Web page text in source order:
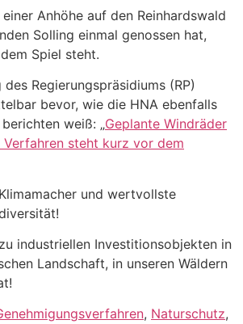
Anhöhe auf den Reinhardswald
Solling einmal genossen hat,
Spiel steht.
Regierungspräsidiums (RP)
bevor, wie die HNA ebenfalls
weiß: „Geplante Windräder
Verfahren steht kurz vor dem
und wertvollste
industriellen Investitionsobjekten in
Landschaft, in unseren Wäldern
, Naturschutz,